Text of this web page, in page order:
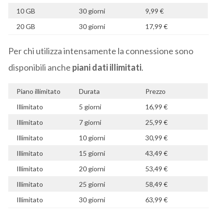
10 GB
30 giorni
9,99 €
20 GB
30 giorni 17,99 €
Per chi utilizza intensamente la connessione sono
disponibili anche piani dati illimitati.
Piano illimitato Durata
Prezzo
Illimitato
5 giorni
16,99 €
Illimitato
7 giorni
25,99 €
Illimitato
10 giorni
30,99 €
Illimitato
15 giorni
43,49 €
Illimitato
20 giorni
53,49 €
Illimitato
25 giorni
58,49 €
Illimitato
30 giorni 63,99 €